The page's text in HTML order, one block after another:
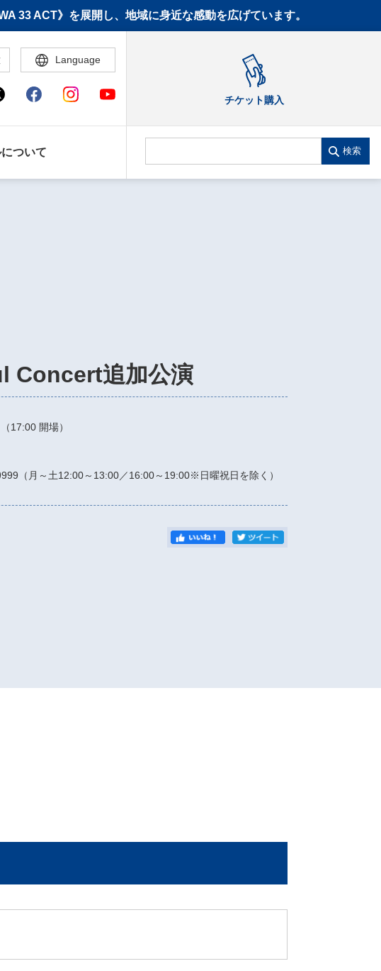
33 ACT》を展開し、地域に身近な感動を広げています。
Language
チケット購入
ついて 検索
追加公演
17:00 開場）
（月～土12:00～13:00／16:00～19:00※日曜祝日を除く）